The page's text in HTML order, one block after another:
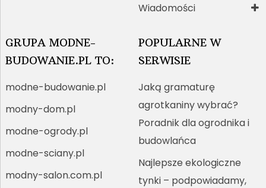
Wiadomości
GRUPA MODNE-
BUDOWANIE.PL TO:
modne-budowanie.pl
modny-dom.pl
modne-ogrody.pl
modne-sciany.pl
modny-salon.com.pl
POPULARNE W
SERWISIE
Jaką gramaturę
agrotkaniny wybrać?
Poradnik dla ogrodnika i
budowlańca
Najlepsze ekologiczne
tynki – podpowiadamy,